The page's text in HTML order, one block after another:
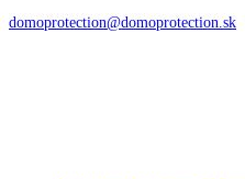
domoprotection@domoprotection.sk